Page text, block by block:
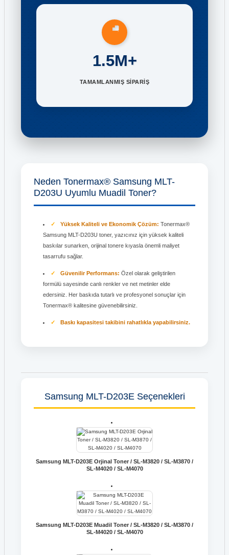
1.5M+
TAMAMLANMIŞ SİPARİŞ
Neden Tonermax® Samsung MLT-
D203U Uyumlu Muadil Toner?
Yüksek Kaliteli ve Ekonomik Çözüm: Tonermax®
Samsung MLT-D203U toner, yazıcınız için yüksek kaliteli
baskılar sunarken, orijinal tonere kıyasla önemli maliyet
tasarrufu sağlar.
Güvenilir Performans: Özel olarak geliştirilen
formülü sayesinde canlı renkler ve net metinler elde
edersiniz. Her baskıda tutarlı ve profesyonel sonuçlar için
Tonermax® kalitesine güvenebilirsiniz.
Baskı kapasitesi takibini rahatlıkla yapabilirsiniz.
Samsung MLT-D203E Seçenekleri
Samsung MLT-D203E Orjinal Toner / SL-M3820 / SL-M3870 /
SL-M4020 / SL-M4070
Samsung MLT-D203E Muadil Toner / SL-M3820 / SL-M3870 /
SL-M4020 / SL-M4070